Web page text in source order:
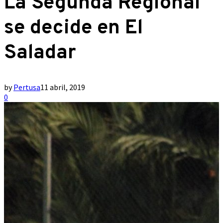
se decide en El
Saladar
byPertusa11 abril, 2019
0